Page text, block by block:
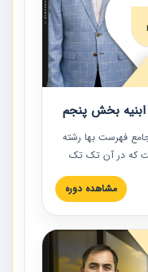
بخش پنجم
فهرست بها رشته
که در آن تک تک
شده است. این
تصاویر عملیات
پروژه مهندسی
ارائه شده و به تمام
فعالیت هستند حتما
مشاهده دوره